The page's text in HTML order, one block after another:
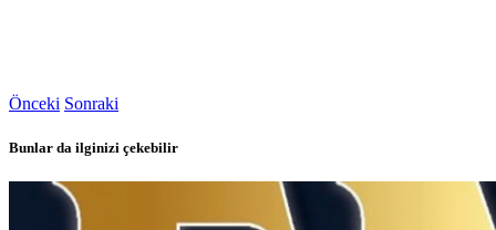
Önceki Sonraki
Bunlar da ilginizi çekebilir